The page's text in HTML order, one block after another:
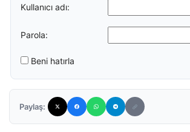
Kullanıcı adı:
Parola:
Beni hatırla
Paylaş: